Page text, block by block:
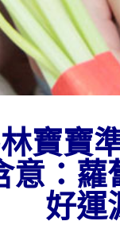
林寶寶
： 蘿
好運